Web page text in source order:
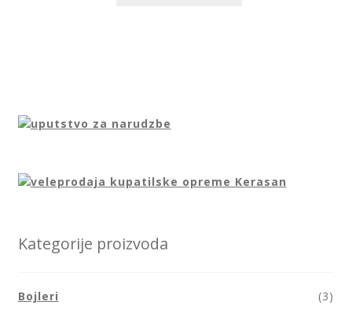
Kategorije proizvoda
Bojleri
(3)